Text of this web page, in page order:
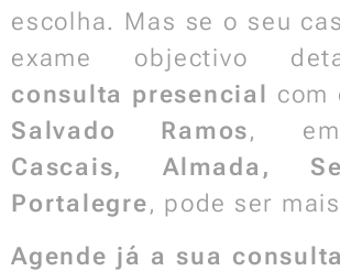
escolha. Mas se o seu
exame objectivo
consulta presencial com
Salvado Ramos,
Cascais, Almada,
Portalegre, pode ser
Agende já a sua